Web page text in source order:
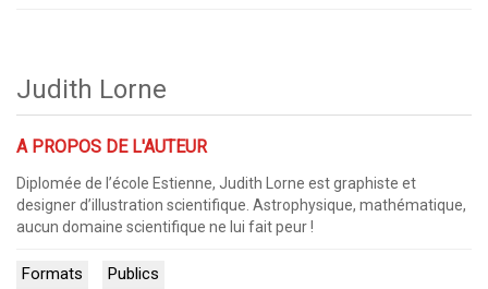
Judith Lorne
A PROPOS DE L'AUTEUR
Diplomée de l’école Estienne, Judith Lorne est graphiste et
designer d’illustration scientifique. Astrophysique, mathématique,
aucun domaine scientifique ne lui fait peur !
Formats Publics